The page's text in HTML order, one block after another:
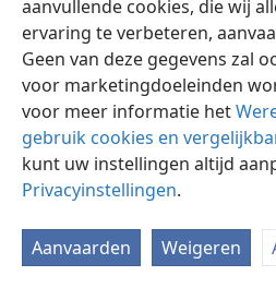
aanvullende cookies, die wij
ervaring te verbeteren,
Geen van deze gegevens zal
voor marketingdoeleinden
voor meer informatie het
gebruik cookies en
kunt uw instellingen altijd
Privacyinstellingen.
Aanvaarden Weigeren
JW.ORG